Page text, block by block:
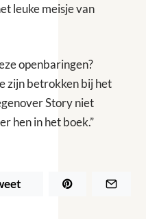
leuke meisje van
openbaringen?
zijn betrokken bij het
Story niet
hen in het boek.”